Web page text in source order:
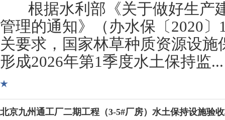
根据水利部《关于做好生产
管理的通知》（办水保〔2020
关要求，国家林草种质资源设
形成2026年第1季度水土保持监...
北京九州通工厂二期工程（3-5#厂房）水土保持设施验